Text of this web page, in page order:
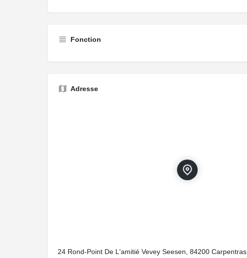
Fonction
Adresse
24 Rond-Point De L'amitié Vevey Seesen, 84200 Carpentras,